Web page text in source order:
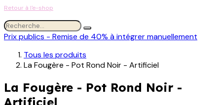
Retour à l'e-shop
Prix publics - Remise de 40% à intégrer manuellement
Tous les produits
La Fougère - Pot Rond Noir - Artificiel
La Fougère - Pot Rond Noir -
Artificiel